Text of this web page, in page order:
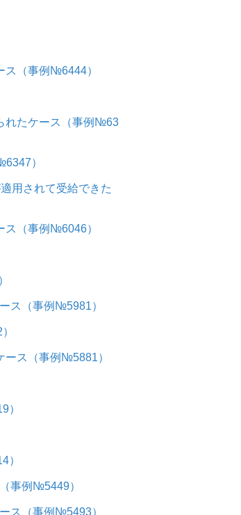
ス（事例№6444）
れたケース（事例№63
）
用されて受給できた
ス（事例№6046）
ス（事例№5981）
ース（事例№5881）
）
）
事例№5449）
ス（事例№5493）